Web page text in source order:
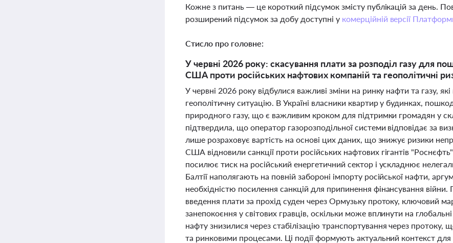
Кожне з питань — це короткий підсумок змісту публікацій за день.
розширений підсумок за добу доступні у комерційній версії
Стисло про головне:
У червні 2026 року: скасування плати за розподіл газу для
США проти російських нафтових компаній та геополітичні
У червні 2026 року відбулися важливі зміни на ринку нафти та газу,
геополітичну ситуацію. В Україні власники квартир у будинках,
природного газу, що є важливим кроком для підтримки громадян у
підтвердила, що оператор газорозподільної системи відповідає за
лише розраховує вартість на основі цих даних, що знижує ризики
США відновили санкції проти російських нафтових гігантів
посилює тиск на російський енергетичний сектор і ускладнює
Балтії наполягають на повній забороні імпорту російської нафти,
необхідністю посилення санкцій для припинення фінансування
введення плати за прохід суден через Ормузьку протоку, ключовий
занепокоєння у світових гравців, оскільки може вплинути на
нафту знизилися через стабілізацію транспортування через
та ринковими процесами. Ці події формують актуальний контекст для